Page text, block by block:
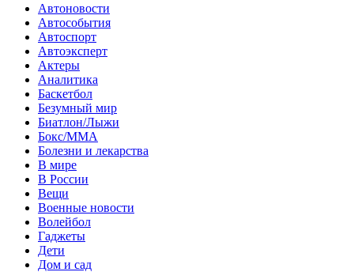
Автоновости
Автособытия
Автоспорт
Автоэксперт
Актеры
Аналитика
Баскетбол
Безумный мир
Биатлон/Лыжи
Бокс/MMA
Болезни и лекарства
В мире
В России
Вещи
Военные новости
Волейбол
Гаджеты
Дети
Дом и сад